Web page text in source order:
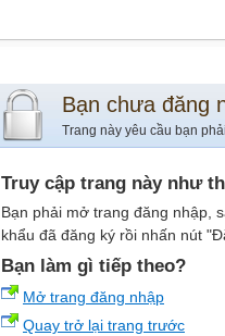
Bạn chưa đăng
Trang này yêu cầu bạn
Truy cập trang này như
Bạn phải mở trang đăng nhập,
khẩu đã đăng ký rồi nhấn nút
Bạn làm gì tiếp theo?
Mở trang đăng nhập
Quay trở lại trang trước